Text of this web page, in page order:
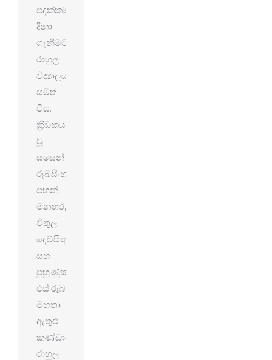
පදක්කම
දිනා
ගැනීමට
රාහුල
විද්‍යාලය
සමත්
විය.
ක්‍රීඩකයන්
වූ
සසෙන්
රූබසිංහ,
පහන්
මනහර,
විතුල
දෙව්සිතු
සහ
පුහුණුකරු
එස්.රූබසිංහ
මහතා
ඇතුළු
කණ්ඩායමට
රාහුල